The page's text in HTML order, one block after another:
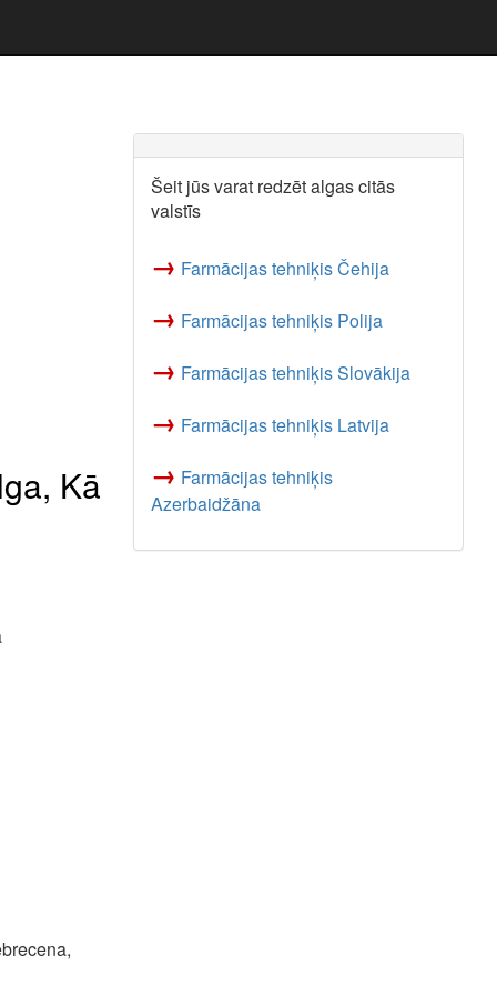
Kā
Šeit jūs varat redzēt algas citās
valstīs
→ Farmācijas tehniķis Čehija
→ Farmācijas tehniķis Polija
→ Farmācijas tehniķis Slovākija
→ Farmācijas tehniķis Latvija
→ Farmācijas tehniķis
Azerbaidžāna